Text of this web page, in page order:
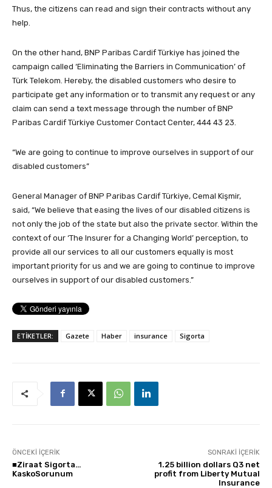
Thus, the citizens can read and sign their contracts without any
help.
On the other hand, BNP Paribas Cardif Türkiye has joined the
campaign called ‘Eliminating the Barriers in Communication’ of
Türk Telekom. Hereby, the disabled customers who desire to
participate get any information or to transmit any request or any
claim can send a text message through the number of BNP
Paribas Cardif Türkiye Customer Contact Center, 444 43 23.
“We are going to continue to improve ourselves in support of our
disabled customers”
General Manager of BNP Paribas Cardif Türkiye, Cemal Kişmir,
said, “We believe that easing the lives of our disabled citizens is
not only the job of the state but also the private sector. Within the
context of our ‘The Insurer for a Changing World’ perception, to
provide all our services to all our customers equally is most
important priority for us and we are going to continue to improve
ourselves in support of our disabled customers.”
ETİKETLER: Gazete Haber insurance Sigorta
ÖNCEKI İÇERIK
■Ziraat Sigorta…
KaskoSorunum
SONRAKI İÇERIK
1.25 billion dollars Q3 net
profit from Liberty Mutual
Insurance